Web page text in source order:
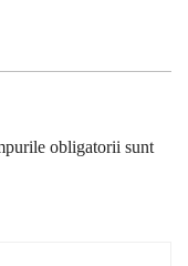
obligatorii sunt